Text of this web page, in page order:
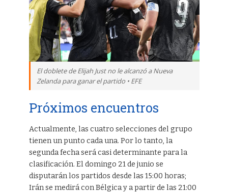
El doblete de Elijah Just no le alcanzó a Nueva
Zelanda para ganar el partido • EFE
Próximos encuentros
Actualmente, las cuatro selecciones del grupo
tienen un punto cada una. Por lo tanto, la
segunda fecha será casi determinante para la
clasificación. El domingo 21 de junio se
disputarán los partidos desde las 15:00 horas;
Irán se medirá con Bélgica y a partir de las 21:00